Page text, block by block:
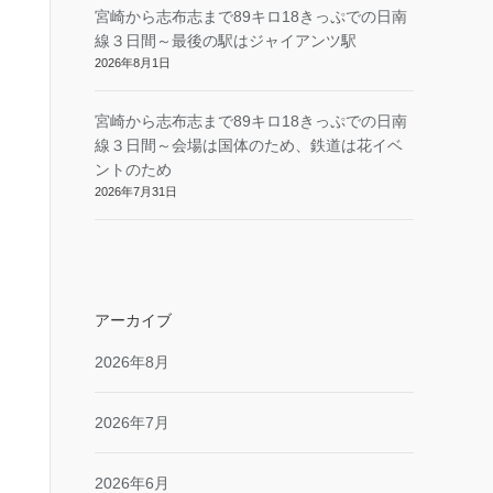
宮崎から志布志まで89キロ18きっぷでの日南
線３日間～最後の駅はジャイアンツ駅
2026年8月1日
宮崎から志布志まで89キロ18きっぷでの日南
線３日間～会場は国体のため、鉄道は花イベ
ントのため
2026年7月31日
アーカイブ
2026年8月
2026年7月
2026年6月